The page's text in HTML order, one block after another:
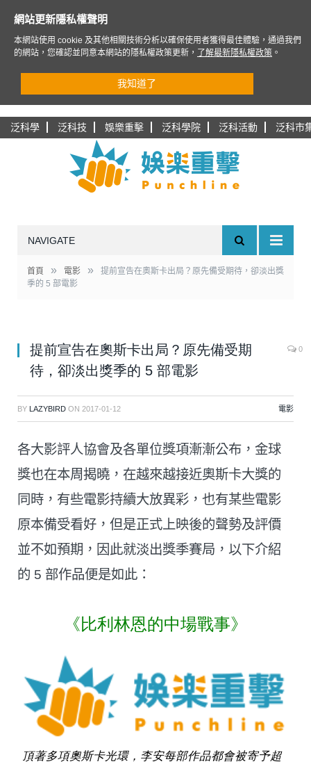
泛科學 泛科技 娛樂重擊 泛科學院 泛科活動 泛科市
NAVIGATE
首頁 » 電影 »
提前宣告在奧斯卡出局？原先備受期待，卻淡出獎
季的 5 部電影
提前宣告在奧斯卡出局？原先備受期
待，卻淡出獎季的 5 部電影
0
BY LAZYBIRD ON 2017-01-12 電影
各大影評人協會及各單位獎項漸漸公布，金球
獎也在本周揭曉，在越來越接近奧斯卡大獎的
同時，有些電影持續大放異彩，也有某些電影
原本備受看好，但是正式上映後的聲勢及評價
並不如預期，因此就淡出獎季賽局，以下介紹
的 5 部作品便是如此：
《比利林恩的中場戰事》
頂著多項奧斯卡光環，李安每部作品都會被寄予超
網站更新隱私權聲明
本網站使用 cookie 及其他相關技術分析以確保使用者獲得最佳體驗，通過我們
的網站，您確認並同意本網站的隱私權政策更新，
了解最新隱私權政策 。
我知道了